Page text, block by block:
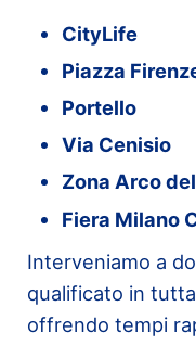
CityLife
Piazza
Portello
Via Cenisio
Zona Arco
Fiera Milano
Interveniamo a
qualificato in
offrendo tempi